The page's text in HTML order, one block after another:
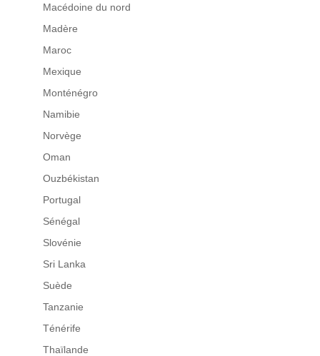
Macédoine du nord
Madère
Maroc
Mexique
Monténégro
Namibie
Norvège
Oman
Ouzbékistan
Portugal
Sénégal
Slovénie
Sri Lanka
Suède
Tanzanie
Ténérife
Thaïlande